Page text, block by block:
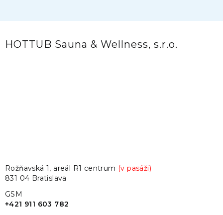
HOTTUB Sauna & Wellness, s.r.o.
Rožňavská 1, areál R1 centrum (v pasáži)
831 04 Bratislava
GSM
+421 911 603 782